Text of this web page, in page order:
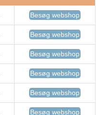
Besøg webshop
Besøg webshop
Besøg webshop
Besøg webshop
Besøg webshop
Besøg webshop